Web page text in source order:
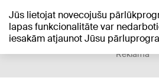
Jūs lietojat novecojušu
lapas funkcionalitāte var
iesakām atjaunot Jūsu
+18°C
Reklāma